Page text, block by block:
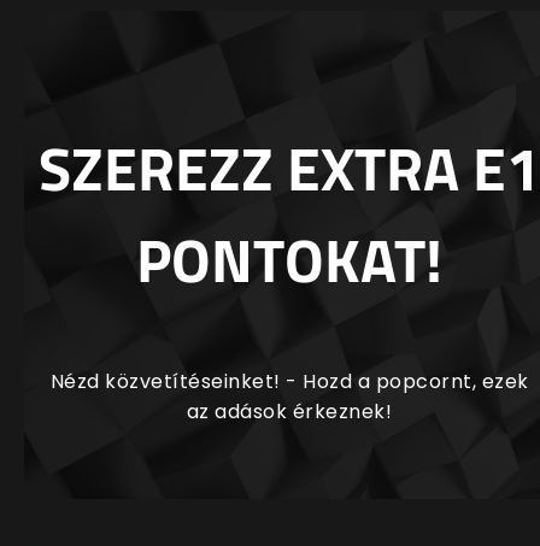
SZEREZZ EXTRA E1
PONTOKAT!
Nézd közvetítéseinket! - Hozd a popcornt, ezek
az adások érkeznek!